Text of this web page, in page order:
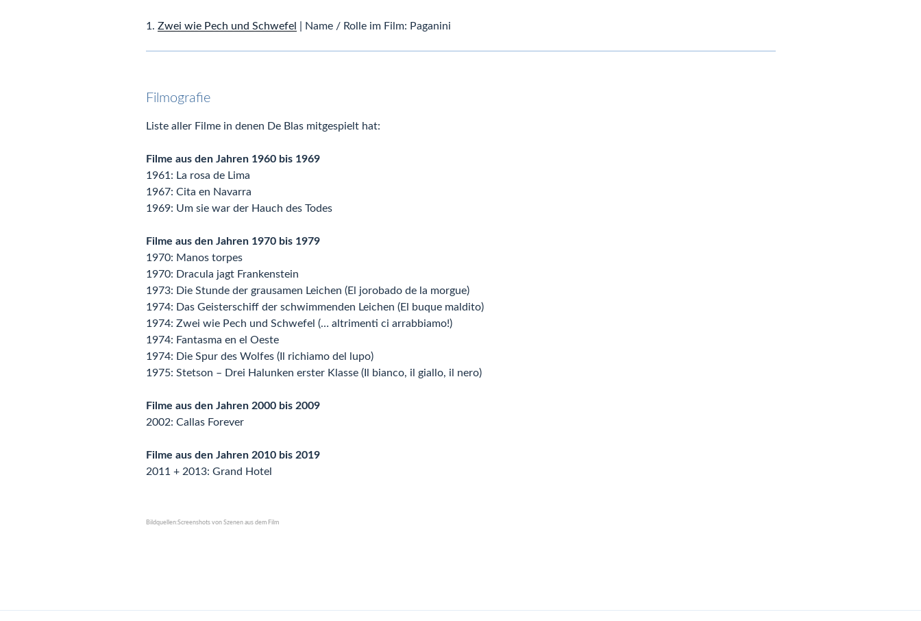
1. Zwei wie Pech und Schwefel | Name / Rolle im Film: Paganini
Filmografie
Liste aller Filme in denen De Blas mitgespielt hat:
Filme aus den Jahren 1960 bis 1969
1961: La rosa de Lima
1967: Cita en Navarra
1969: Um sie war der Hauch des Todes
Filme aus den Jahren 1970 bis 1979
1970: Manos torpes
1970: Dracula jagt Frankenstein
1973: Die Stunde der grausamen Leichen (El jorobado de la morgue)
1974: Das Geisterschiff der schwimmenden Leichen (El buque maldito)
1974: Zwei wie Pech und Schwefel (… altrimenti ci arrabbiamo!)
1974: Fantasma en el Oeste
1974: Die Spur des Wolfes (Il richiamo del lupo)
1975: Stetson – Drei Halunken erster Klasse (Il bianco, il giallo, il nero)
Filme aus den Jahren 2000 bis 2009
2002: Callas Forever
Filme aus den Jahren 2010 bis 2019
2011 + 2013: Grand Hotel
Bildquellen:Screenshots von Szenen aus dem Film